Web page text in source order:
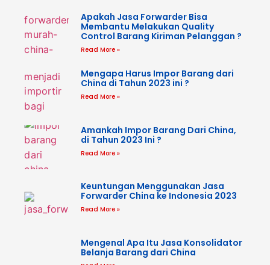
Apakah Jasa Forwarder Bisa
Membantu Melakukan Quality
Control Barang Kiriman Pelanggan ?
Read More »
Mengapa Harus Impor Barang dari
China di Tahun 2023 ini ?
Read More »
Amankah Impor Barang Dari China,
di Tahun 2023 Ini ?
Read More »
Keuntungan Menggunakan Jasa
Forwarder China ke Indonesia 2023
Read More »
Mengenal Apa Itu Jasa Konsolidator
Belanja Barang dari China